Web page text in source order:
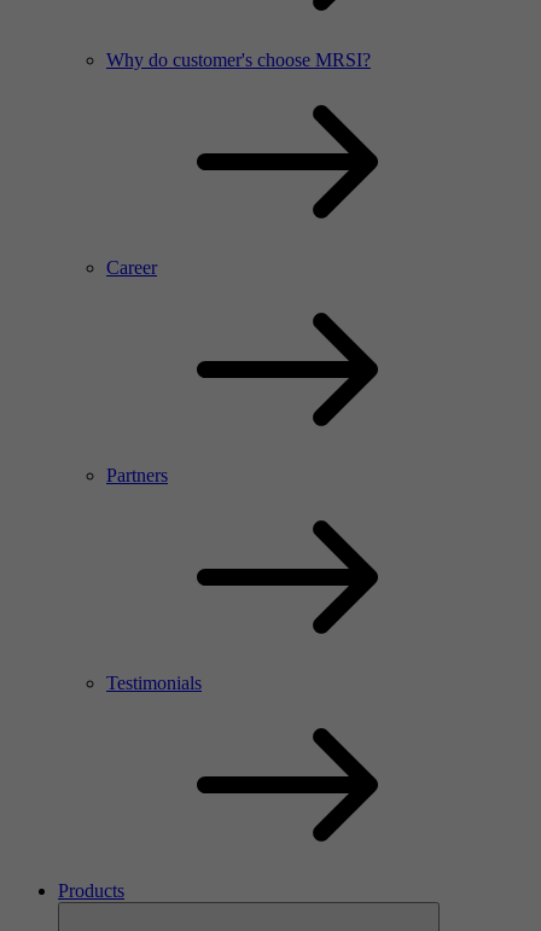
Why do customer's choose MRSI?
Career
Partners
Testimonials
Products